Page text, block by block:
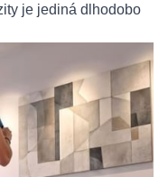
je jediná dlhodobo